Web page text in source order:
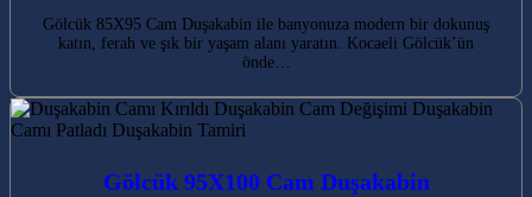
Gölcük 85X95 Cam Duşakabin ile banyonuza modern bir dokunuş
katın, ferah ve şık bir yaşam alanı yaratın. Kocaeli Gölcük’ün
önde…
Gölcük 95X100 Cam Duşakabin